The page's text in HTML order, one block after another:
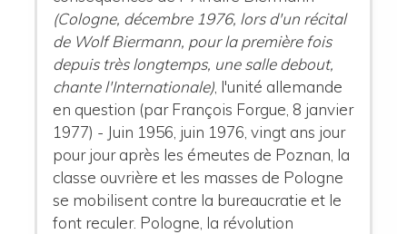
(Cologne, décembre 1976, lors d'un récital
de Wolf Biermann, pour la première fois
depuis très longtemps, une salle debout,
chante l'Internationale) , l'unité allemande
en question (par François Forgue, 8 janvier
1977) - Juin 1956, juin 1976, vingt ans jour
pour jour après les émeutes de Poznan, la
classe ouvrière et les masses de Pologne
se mobilisent contre la bureaucratie et le
font reculer. Pologne, la révolution